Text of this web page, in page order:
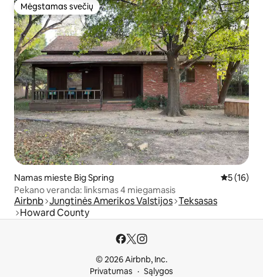
Mėgstamas svečių
Mėgstamas svečių
Namas mieste Big Spring Vidutinis
5 (16)
Pekano veranda: linksmas 4 miegamasis
Airbnb Jungtinės Amerikos Valstijos Teksasas
Howard County
© 2026 Airbnb, Inc.
Privatumas
Sąlygos